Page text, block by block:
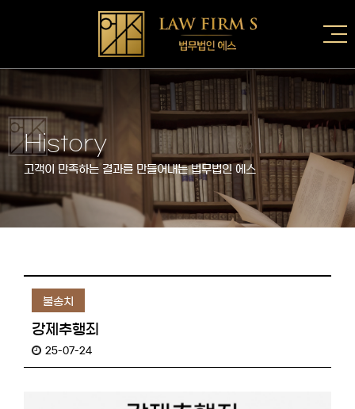
History
고객이 만족하는 결과를 만들어내는 법무법인 에스
불송치
강제추행죄
25-07-24